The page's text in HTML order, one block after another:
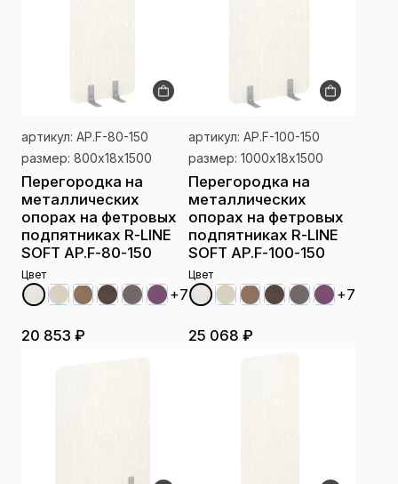
артикул: AP.F-80-150
размер: 800х18х1500
Перегородка на
металлических
опорах на фетровых
подпятниках R-LINE
SOFT AP.F-80-150
Цвет
+7
20 853 ₽
артикул: AP.F-100-150
размер: 1000х18х1500
Перегородка на
металлических
опорах на фетровых
подпятниках R-LINE
SOFT AP.F-100-150
Цвет
+7
25 068 ₽